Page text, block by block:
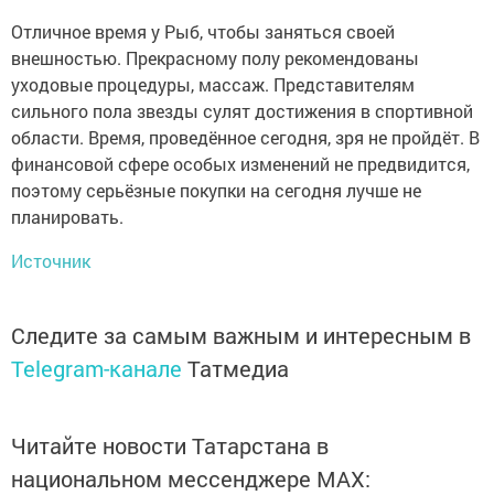
Отличное время у Рыб, чтобы заняться своей
внешностью. Прекрасному полу рекомендованы
уходовые процедуры, массаж. Представителям
сильного пола звезды сулят достижения в спортивной
области. Время, проведённое сегодня, зря не пройдёт. В
финансовой сфере особых изменений не предвидится,
поэтому серьёзные покупки на сегодня лучше не
планировать.
Источник
Следите за самым важным и интересным в
Telegram-канале Татмедиа
Читайте новости Татарстана в
национальном мессенджере MАХ: